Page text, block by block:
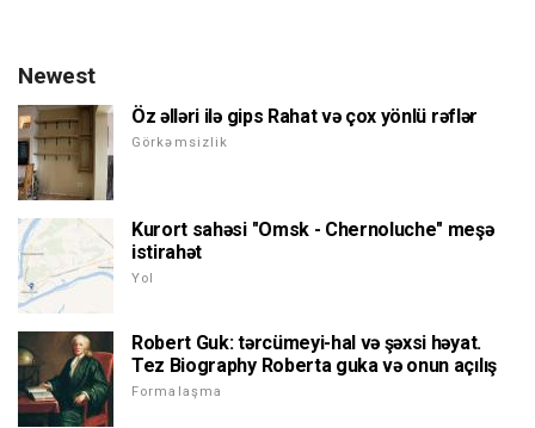
Newest
Öz əlləri ilə gips Rahat və çox yönlü rəflər
Görkəmsizlik
Kurort sahəsi "Omsk - Chernoluche" meşə
istirahət
Yol
Robert Guk: tərcümeyi-hal və şəxsi həyat.
Tez Biography Roberta guka və onun açılış
Formalaşma